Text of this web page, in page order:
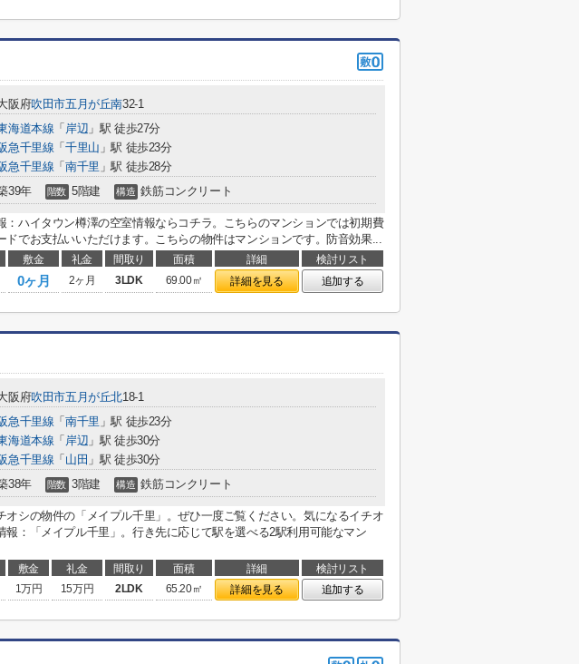
阪府吹田市五月が丘南32-1
海道本線 「 岸辺 」駅 徒歩27分
急千里線 「 千里山 」駅 徒歩23分
急千里線 「 南千里 」駅 徒歩28分
39年 階数 5階建 構造 鉄筋コンクリート
：ハイタウン樽澤の空室情報ならコチラ。こちらのマンションでは初期費
ドでお支払いいただけます。こちらの物件はマンションです。防音効果...
敷金 礼金 間取り 面積 詳細
検討リスト
0ヶ月 2ヶ月 3LDK 69.00㎡ 詳細を見る 追加する
阪府吹田市五月が丘北18-1
急千里線 「 南千里 」駅 徒歩23分
海道本線 「 岸辺 」駅 徒歩30分
急千里線 「 山田 」駅 徒歩30分
38年 階数 3階建 構造 鉄筋コンクリート
オシの物件の「メイプル千里」。ぜひ一度ご覧ください。気になるイチオ
報：「メイプル千里」。行き先に応じて駅を選べる2駅利用可能なマン
敷金 礼金 間取り 面積 詳細
検討リスト
1万円 15万円 2LDK 65.20㎡ 詳細を見る 追加する